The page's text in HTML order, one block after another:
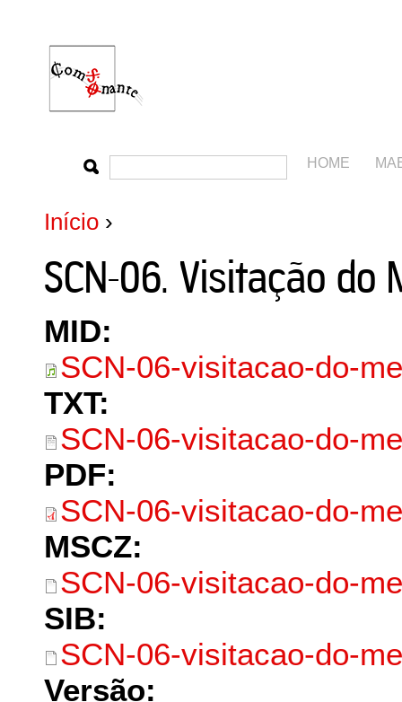
HOME
Início ›
SCN-06. Visitação do
MID:
SCN-06-visitacao-do-
TXT:
SCN-06-visitacao-do-
PDF:
SCN-06-visitacao-do-
MSCZ:
SCN-06-visitacao-do-
SIB:
SCN-06-visitacao-do-
Versão: